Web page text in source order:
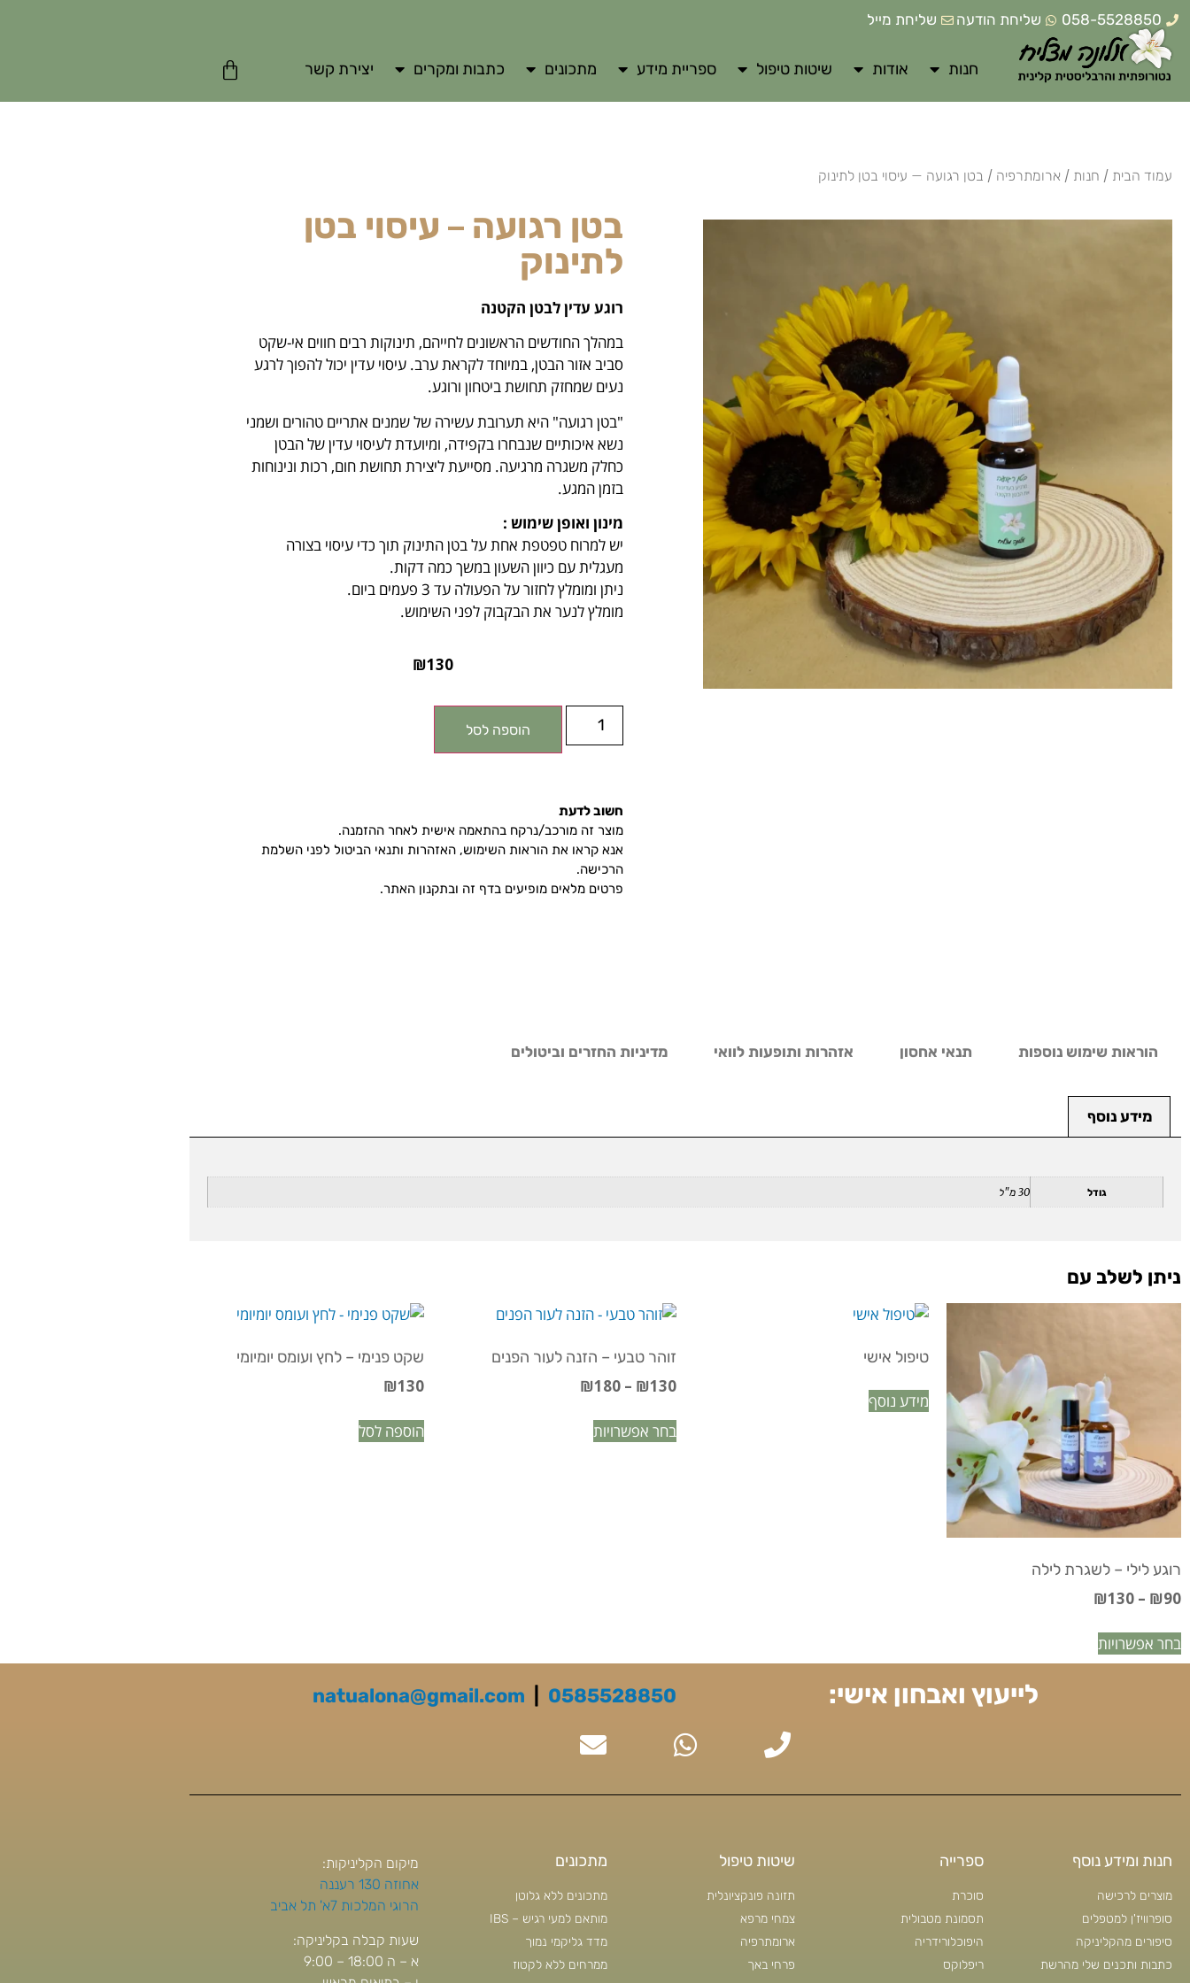
058-5528850 שליחת הודעה שליחת מייל
חנות אודות שיטות טיפול ספריית מידע מתכונים כתבות ומקרים יצירת קשר
עמוד הבית / חנות / ארומתרפיה / בטן רגועה – עיסוי בטן לתינוק
בטן רגועה – עיסוי בטן
לתינוק
רוגע עדין לבטן הקטנה
במהלך החודשים הראשונים לחייהם, תינוקות רבים חווים אי-שקט
סביב אזור הבטן, במיוחד לקראת ערב. עיסוי עדין יכול להפוך לרגע
נעים שמחזק תחושת ביטחון ורוגע.
"בטן רגועה" היא תערובת עשירה של שמנים אתריים טהורים ושמני
נשא איכותיים שנבחרו בקפידה, ומיועדת לעיסוי עדין של הבטן
כחלק משגרה מרגיעה. מסייעת ליצירת תחושת חום, רכות ונינוחות
בזמן המגע.
מינון ואופן שימוש :
יש למרוח טפטפת אחת על בטן התינוק תוך כדי עיסוי בצורה
מעגלית עם כיוון השעון במשך כמה דקות.
ניתן ומומלץ לחזור על הפעולה עד 3 פעמים ביום.
מומלץ לנער את הבקבוק לפני השימוש.
₪130
הוספה לסל
חשוב לדעת
מוצר זה מורכב/נרקח בהתאמה אישית לאחר ההזמנה.
אנא קראו את הוראות השימוש, האזהרות ותנאי הביטול לפני השלמת
הרכישה.
פרטים מלאים מופיעים בדף זה ובתקנון האתר.
הוראות שימוש נוספות תנאי אחסון אזהרות ותופעות לוואי מדיניות החזרים וביטולים
מידע נוסף
גודל 30 מ"ל
ניתן לשלב עם
רוגע לילי – לשגרת לילה
₪90
–
₪130
בחר אפשרויות
טיפול אישי
מידע נוסף
זוהר טבעי – הזנה לעור הפנים
₪130
–
₪180
בחר אפשרויות
שקט פנימי – לחץ ועומס יומיומי
₪130
הוספה לסל
לייעוץ ואבחון אישי: natualona@gmail.com 0585528850
חנות ומידע נוסף
מוצרים לרכישה
סופרוויז'ן למטפלים
סיפורים מהקליניקה
כתבות ותכנים שלי מהרשת
ספרייה
סוכרת
תסמונת מטבולית
היפוכלורידריה
ריפלוקס
שיטות טיפול
תזונה פונקציונלית
צמחי מרפא
ארומתרפיה
פרחי באך
מתכונים
מתכונים ללא גלוטן
מותאם למעי רגיש – IBS
מדד גליקמי נמוך
ממרחים ללא לקטוז
מיקום הקליניקות:
אחוזה 130 רעננה
הרוגי המלכות 7א' תל אביב
שעות קבלה בקליניקה:
א – ה 18:00 – 9:00